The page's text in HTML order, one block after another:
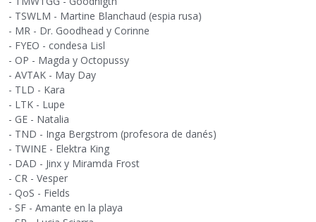
- TSWLM - Martine Blanchaud (espia rusa)
- MR - Dr. Goodhead y Corinne
- FYEO - condesa Lisl
- OP - Magda y Octopussy
- AVTAK - May Day
- TLD - Kara
- LTK - Lupe
- GE - Natalia
- TND - Inga Bergstrom (profesora de danés)
- TWINE - Elektra King
- DAD - Jinx y Miramda Frost
- CR - Vesper
- QoS - Fields
- SF - Amante en la playa